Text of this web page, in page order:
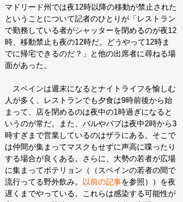
マドリード州では夜12時以降の移動が禁止された
ということについて記者のひとりが「レストラン
で勤務している者がシャッターを閉めるのが夜12
時、移動禁止も夜の12時だ。どうやって12時ま
でに帰宅できるのだ？」と他の出席者に尋ねる場
面があった。
スペインは週末になるとナイトライフを愉しむ
人が多く、レストランでも夕食は9時前後から始
まって、店を閉めるのは夜中の1時過ぎになると
いうのが常だ。また、バルやパブは夜中2時から3
時すぎまで営業しているのはザラにある。そこで
は仲間が集まってマスクもせずに声高に喋ったり
する場合が良くある。さらに、大勢の若者が広場
に集まってボテリョン（（スペインの若者の間で
流行ってる野外飲み。
以前の記事を参照））を夜
遅くまでやっている。これらは感染する可能性が